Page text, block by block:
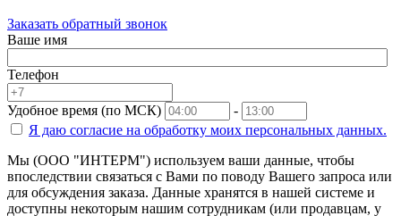
Заказать обратный звонок
Ваше имя
Телефон
Удобное время (по МСК)
-
Я даю согласие на обработку моих персональных данных.
Мы (ООО "ИНТЕРМ") используем ваши данные, чтобы
впоследствии связаться с Вами по поводу Вашего запроса или
для обсуждения заказа. Данные хранятся в нашей системе и
доступны некоторым нашим сотрудникам (или продавцам, у